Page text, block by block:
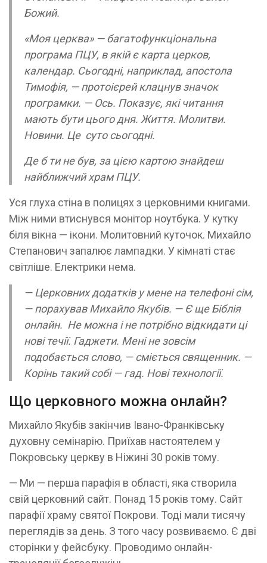
Божий.
«Моя церква» — багатофункціональна
програма ПЦУ, в якій є карта церков,
календар. Сьогодні, наприклад, апостола
Тимофія, — протоієрей клацнув значок
програмки. — Ось. Показує, які читання
мають бути цього дня. Життя. Молитви.
Новини. Це суто сьогодні.
Де б ти не був, за цією картою знайдеш
найближчий храм ПЦУ.
Уся глуха стіна в полицях з церковними книгами.
Між ними втиснувся монітор ноутбука. У кутку
біля вікна — ікони. Молитовний куточок. Михайло
Степанович запалює лампадки. У кімнаті стає
світліше. Електрики нема.
— Церковних додатків у мене на телефоні сім,
— порахував Михайло Якубів. — Є ще Біблія
онлайн. Не можна і не потрібно відкидати ці
нові течії. Гаджети. Мені не зовсім
подобається слово, — сміється священник. —
Корінь такий собі — гад. Нові технології.
Що церковного можна онлайн?
Михайло Якубів закінчив Івано-Фран­ківську
духовну семінарію. Приїхав настоятелем у
Покровську церкву в Ніжині 30 років тому.
— Ми — перша парафія в області, яка створила
свій церковний сайт. Понад 15 років тому. Сайт
парафії храму святої Покрови. Тоді мали тисячу
переглядів за день. З того часу розвиваємо. Є дві
сторінки у фейсбуку. Проводимо онлайн-